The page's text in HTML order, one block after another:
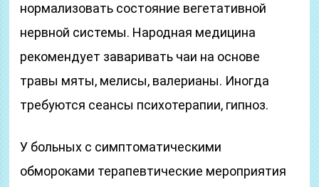
нормализовать состояние вегетативной
нервной системы. Народная медицина
рекомендует заваривать чаи на основе
травы мяты, мелисы, валерианы. Иногда
требуются сеансы психотерапии, гипноз.
У больных с симптоматическими
обмороками терапевтические мероприятия